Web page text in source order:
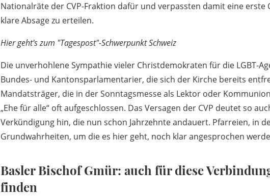
Nationalräte der CVP-Fraktion dafür und verpassten damit eine erste
klare Absage zu erteilen.
Hier geht's zum "Tagespost"-Schwerpunkt Schweiz
Die unverhohlene Sympathie vieler Christdemokraten für die LGBT-
Bundes- und Kantonsparlamentarier, die sich der Kirche bereits
Mandatsträger, die in der Sonntagsmesse als Lektor oder
„Ehe für alle“ oft aufgeschlossen. Das Versagen der CVP deutet so
Verkündigung hin, die nun schon Jahrzehnte andauert. Pfarreien, in
Grundwahrheiten, um die es hier geht, noch klar angesprochen
Basler Bischof Gmür: auch für diese
finden